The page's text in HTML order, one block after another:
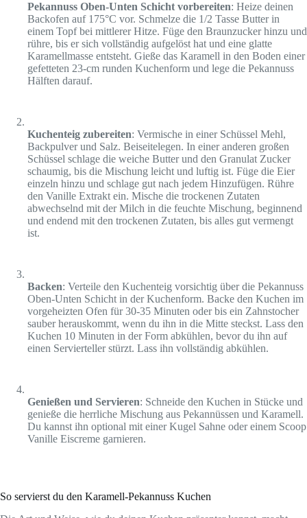
Pekannuss Oben-Unten Schicht vorbereiten: Heize deinen
Backofen auf 175°C vor. Schmelze die 1/2 Tasse Butter in
einem Topf bei mittlerer Hitze. Füge den Braunzucker hinzu und
rühre, bis er sich vollständig aufgelöst hat und eine glatte
Karamellmasse entsteht. Gieße das Karamell in den Boden einer
gefetteten 23-cm runden Kuchenform und lege die Pekannuss
Hälften darauf.
Kuchenteig zubereiten: Vermische in einer Schüssel Mehl,
Backpulver und Salz. Beiseitelegen. In einer anderen großen
Schüssel schlage die weiche Butter und den Granulat Zucker
schaumig, bis die Mischung leicht und luftig ist. Füge die Eier
einzeln hinzu und schlage gut nach jedem Hinzufügen. Rühre
den Vanille Extrakt ein. Mische die trockenen Zutaten
abwechselnd mit der Milch in die feuchte Mischung, beginnend
und endend mit den trockenen Zutaten, bis alles gut vermengt
ist.
Backen: Verteile den Kuchenteig vorsichtig über die Pekannuss
Oben-Unten Schicht in der Kuchenform. Backe den Kuchen im
vorgeheizten Ofen für 30-35 Minuten oder bis ein Zahnstocher
sauber herauskommt, wenn du ihn in die Mitte steckst. Lass den
Kuchen 10 Minuten in der Form abkühlen, bevor du ihn auf
einen Servierteller stürzt. Lass ihn vollständig abkühlen.
Genießen und Servieren: Schneide den Kuchen in Stücke und
genieße die herrliche Mischung aus Pekannüssen und Karamell.
Du kannst ihn optional mit einer Kugel Sahne oder einem Scoop
Vanille Eiscreme garnieren.
So servierst du den Karamell-Pekannuss Kuchen